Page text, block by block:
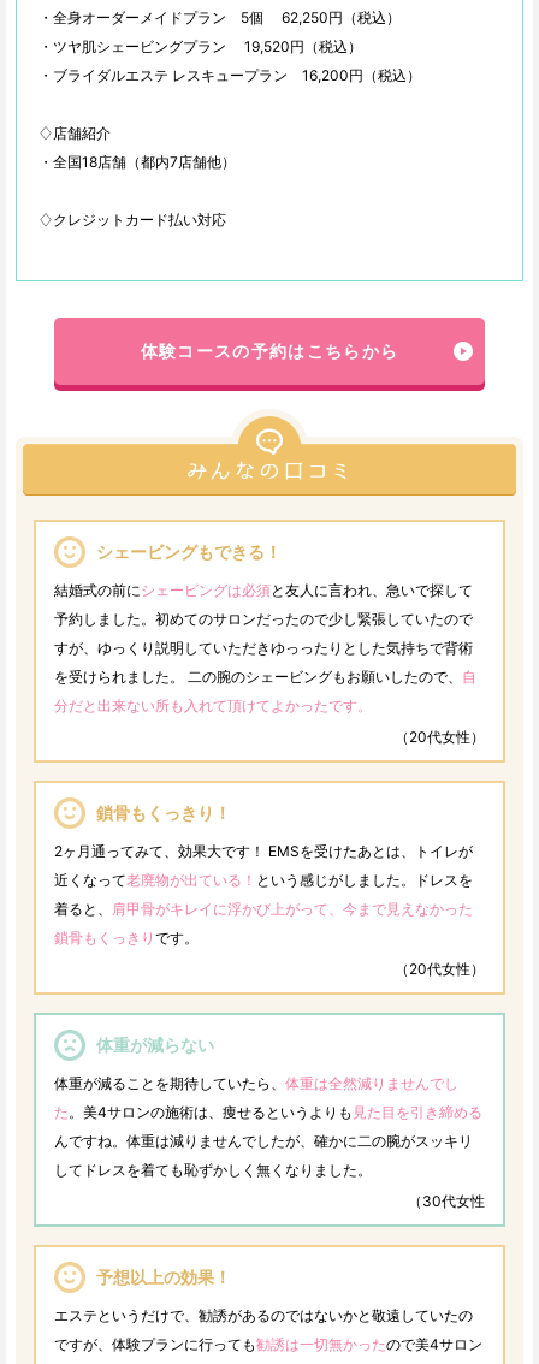
・全身オーダーメイドプラン 5個 62,250円（税込）
・ツヤ肌シェービングプラン 19,520円（税込）
・ブライダルエステ レスキュープラン 16,200円（税込）
♢店舗紹介
・全国18店舗（都内7店舗他）
♢クレジットカード払い対応
体験コースの予約はこちらから
シェービングもできる！
結婚式の前にシェービングは必須と友人に言われ、急いで探して
予約しました。初めてのサロンだったので少し緊張していたので
すが、ゆっくり説明していただきゆっったりとした気持ちで背術
を受けられました。 二の腕のシェービングもお願いしたので、 自
分だと出来ない所も入れて頂けてよかったです。
（20代女性）
鎖骨もくっきり！
2ヶ月通ってみて、効果大です！ EMSを受けたあとは、トイレが
近くなって老廃物が出ている！ という感じがしました。ドレスを
着ると、 肩甲骨がキレイに浮かび上がって、今まで見えなかった
鎖骨もくっきり です。
（20代女性）
体重が減らない
体重が減ることを期待していたら、 体重は全然減りませんでし
た。美4サロンの施術は、痩せるというよりも 見た目を引き締める
んですね。体重は減りませんでしたが、確かに二の腕がスッキリ
してドレスを着ても恥ずかしく無くなりました。
（30代女性
予想以上の効果！
エステというだけで、勧誘があるのではないかと敬遠していたの
ですが、体験プランに行っても勧誘は一切無かったので美4サロン